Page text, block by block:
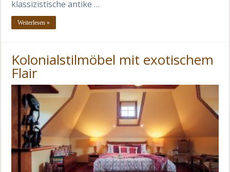
klassizistische antike …
Weiterlesen »
Kolonialstilmöbel mit exotischem
Flair